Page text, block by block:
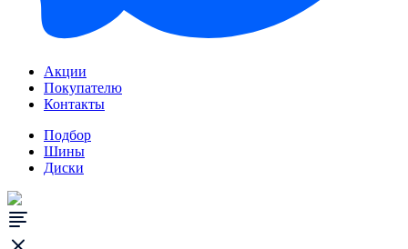
Акции
Покупателю
Контакты
Подбор
Шины
Диски